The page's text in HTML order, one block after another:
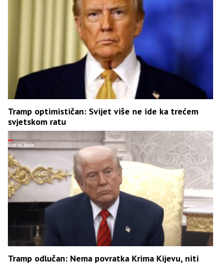
Tramp optimističan: Svijet više ne ide ka trećem
svjetskom ratu
Tramp odlučan: Nema povratka Krima Kijevu, niti